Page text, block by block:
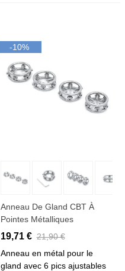
-10%
Anneau De Gland CBT À
Pointes Métalliques
19,71 € 21,90 €
Anneau en métal pour le
gland avec 6 pics ajustables